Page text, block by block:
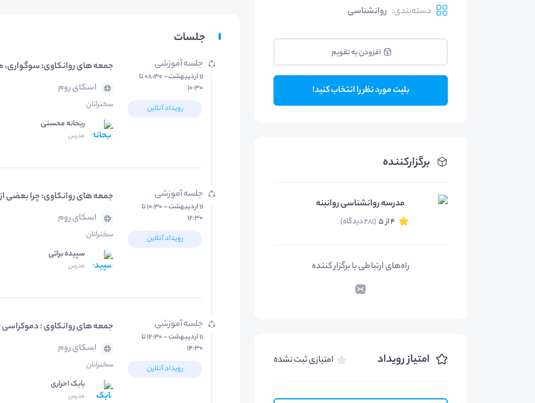
دسته‌بندی: روانشناسی
افزودن به تقویم
بلیت مورد نظر را انتخاب کنید!
برگزارکننده
مدرسه روانشناسی روانبنه
4 از 5 (281 دیدگاه)
راه‌های ارتباطی با برگزار کننده
امتیاز رویداد امتیازی ثبت نشده
جلسات
جلسه آموزشی
۱۱ اردیبهشت - ۰۸:۳۰ تا
۱۰:۳۰
رویداد آنلاین
جمعه های روانکاوی: سوگواری،
اسکای روم
سخنرانان
ریحانه محسنی
مدرس
جلسه آموزشی
۱۱ اردیبهشت - ۱۰:۳۰ تا
۱۲:۳۰
رویداد آنلاین
جمعه های روانکاوی: چرا بعضی
اسکای روم
سخنرانان
سپیده براتی
مدرس
جلسه آموزشی
۱۱ اردیبهشت - ۱۲:۳۰ تا
۱۴:۳۰
رویداد آنلاین
جمعه های روانکاوی : دموکراسی
اسکای روم
سخنرانان
بابک احراری
مدرس